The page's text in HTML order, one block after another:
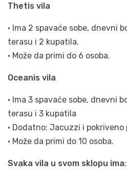
Thetis vila
• Ima 2 spavaće sobe, dnevni
terasu i 2 kupatila.
• Može da primi do 6 osoba.
Oceanis vila
• Ima 3 spavaće sobe, dnevni
terasu i 3 kupatila
• Dodatno: Jacuzzi i
• Može da primi do 10 osoba.
Svaka vila u svom sklopu ima: